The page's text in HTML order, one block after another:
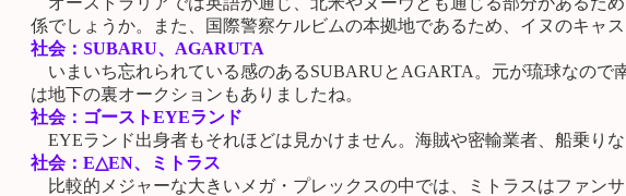
係でしょうか。また、国際警察ケルビムの本拠地であるため、イヌのキャ
社会：SUBARU、AGARUTA
いまいち忘れられている感のあるSUBARUとAGARTA。元が琉球なので
は地下の裏オークションもありましたね。
社会：ゴーストEYEランド
EYEランド出身者もそれほどは見かけません。海賊や密輸業者、船乗り
社会：E△EN、ミトラス
比較的メジャーな大きいメガ・プレックスの中では、ミトラスはファン